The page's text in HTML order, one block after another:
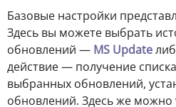
Базовые настройки
Здесь вы можете выбрать
обновлений — MS Update
действие — получение
выбранных обновлений,
обновлений. Здесь же можно